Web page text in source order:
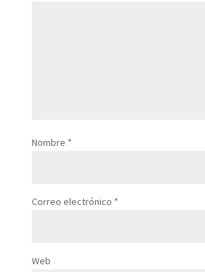
Nombre *
Correo electrónico *
Web